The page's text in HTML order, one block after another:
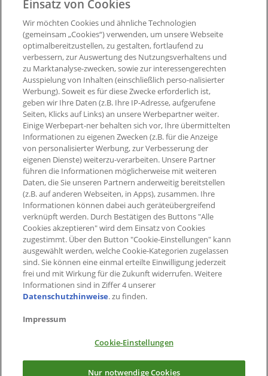
Presse
Impressum
Barrierefreiheit
Digitale Karte
Widerruf Nutzungsvetrag
PAYBACK App
Widerruf Teilnahmevertrag
PAYBACK Programm
Newsletter
Aktueller °Punktestand
Extra-°Punkte, Angebote &
mehr
Einsatz von Cookies
Wir möchten Cookies und ähnliche Technologien
(gemeinsam „Cookies“) verwenden, um unsere Webseite
optimalbereitzustellen, zu gestalten, fortlaufend zu
verbessern, zur Auswertung des Nutzungsverhaltens und
zu Marktanalyse-zwecken, sowie zur interessengerechten
Ausspielung von Inhalten (einschließlich perso-nalisierter
Werbung). Soweit es für diese Zwecke erforderlich ist,
geben wir Ihre Daten (z.B. Ihre IP-Adresse, aufgerufene
Seiten, Klicks auf Links) an unsere Werbepartner weiter.
Einige Werbepart-ner behalten sich vor, Ihre übermittelten
Informationen zu eigenen Zwecken (z.B. für die Anzeige
von personalisierter Werbung, zur Verbesserung der
eigenen Dienste) weiterzu-verarbeiten. Unsere Partner
führen die Informationen möglicherweise mit weiteren
Daten, die Sie unseren Partnern anderweitig bereitstellen
(z.B. auf anderen Webseiten, in Apps), zusammen. Ihre
Informationen können dabei auch geräteübergreifend
verknüpft werden. Durch Bestätigen des Buttons "Alle
Cookies akzeptieren" wird dem Einsatz von Cookies
zugestimmt. Über den Button "Cookie-Einstellungen" kann
ausgewählt werden, welche Cookie-Kategorien zugelassen
sind. Sie können eine einmal erteilte Einwilligung jederzeit
frei und mit Wirkung für die Zukunft widerrufen. Weitere
Informationen sind in Ziffer 4 unserer
Datenschutzhinweise. zu finden.
Impressum
Cookie-Einstellungen
Nur notwendige Cookies
×